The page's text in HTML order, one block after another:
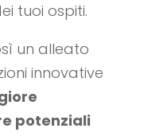
tuoi ospiti.
un alleato
innovative
potenziali